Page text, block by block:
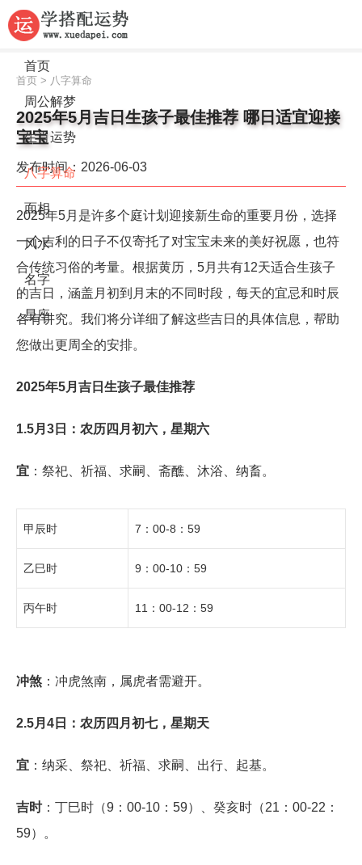
首页
周公解梦
生肖运势
八字算命
面相
风水
名字
星座
首页 > 八字算命
2025年5月吉日生孩子最佳推荐 哪日适宜迎接
宝宝
发布时间：2026-06-03
2025年5月是许多个庭计划迎接新生命的重要月份，选择
一个吉利的日子不仅寄托了对宝宝未来的美好祝愿，也符
合传统习俗的考量。根据黄历，5月共有12天适合生孩子
的吉日，涵盖月初到月末的不同时段，每天的宜忌和时辰
各有讲究。我们将分详细了解这些吉日的具体信息，帮助
您做出更周全的安排。
2025年5月吉日生孩子最佳推荐
1.5月3日：农历四月初六，星期六
宜 ：祭祀、祈福、求嗣、斋醮、沐浴、纳畜。
甲辰时 7：00-8：59
乙巳时 9：00-10：59
丙午时 11：00-12：59
冲煞 ：冲虎煞南，属虎者需避开。
2.5月4日：农历四月初七，星期天
宜 ：纳采、祭祀、祈福、求嗣、出行、起基。
吉时：丁巳时（9：00-10：59）、癸亥时（21：00-22：
59）。